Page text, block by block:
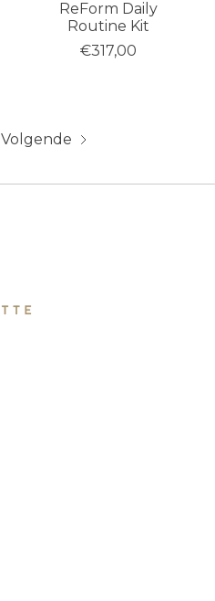
ReForm Daily
Routine Kit
€317,00
Volgende